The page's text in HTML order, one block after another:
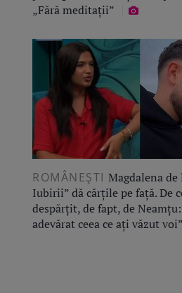
„Fără meditații”
ROMÂNEŞTI Magdalena de
Iubirii” dă cărțile pe față. De
despărțit, de fapt, de
adevărat ceea ce ați văzut voi”